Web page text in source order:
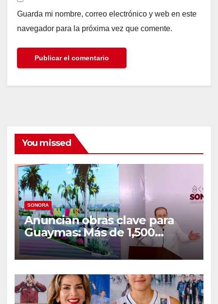
Guarda mi nombre, correo electrónico y web en este
navegador para la próxima vez que comente.
You missed
SONORA
Anuncian obras clave para
Guaymas: Más de 1,500
viviendas, modernización del
malecón y nuevo hospital del